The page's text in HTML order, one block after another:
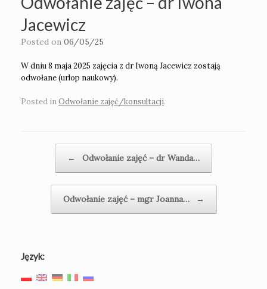
Jacewicz
Posted on 06/05/25
W dniu 8 maja 2025 zajęcia z dr Iwoną Jacewicz zostają
odwołane (urlop naukowy).
Posted inOdwołanie zajęć/konsultacji.
← Odwołanie zajęć – dr Wanda…
Odwołanie zajęć – mgr Joanna… →
Język: